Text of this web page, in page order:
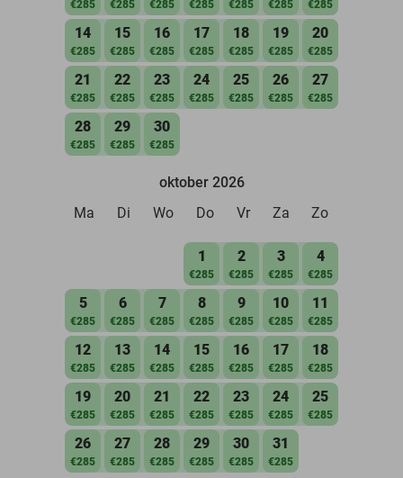
€285 €285 €285 €285 €285 €285 €285
14
€285
15
€285
16
€285
17
€285
18
€285
19
€285
20
€285
21
€285
22
€285
23
€285
24
€285
25
€285
26
€285
27
€285
28
€285
29
€285
30
€285
oktober 2026
Ma
Di Wo Do Vr Za Zo
1
€285
2
€285
3
€285
4
€285
5
€285
6
€285
7
€285
8
€285
9
€285
10
€285
11
€285
12
€285
13
€285
14
€285
15
€285
16
€285
17
€285
18
€285
19
€285
20
€285
21
€285
22
€285
23
€285
24
€285
25
€285
26
€285
27
€285
28
€285
29
€285
30
€285
31
€285